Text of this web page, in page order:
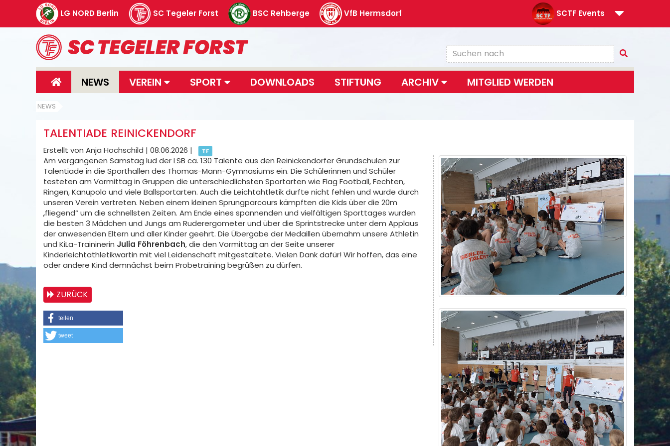
LG NORD Berlin SC Tegeler Forst BSC Rehberge VfB Hermsdorf SCTF Events
NEWS VEREIN SPORT DOWNLOADS STIFTUNG ARCHIV MITGLIED WERDEN
NEWS
TALENTIADE REINICKENDORF
Erstellt von Anja Hochschild | 08.06.2026 | TF
Am vergangenen Samstag lud der LSB ca. 130 Talente aus den Reinickendorfer Grundschulen zur
Talentiade in die Sporthallen des Thomas-Mann-Gymnasiums ein. Die Schülerinnen und Schüler
testeten am Vormittag in Gruppen die unterschiedlichsten Sportarten wie Flag Football, Fechten,
Ringen, Kanupolo und viele Ballsportarten. Auch die Leichtahtletik durfte nicht fehlen und wurde durch
unseren Verein vertreten. Neben einem kleinen Sprungparcours kämpften die Kids über die 20m
„fliegend“ um die schnellsten Zeiten. Am Ende eines spannenden und vielfältigen Sporttages wurden
die besten 3 Mädchen und Jungs am Ruderergometer und über die Sprintstrecke unter dem Applaus
der anwesenden Eltern und aller Kinder geehrt. Die Übergabe der Medaillen übernahm unsere Athletin
und KiLa-Traininerin Julia Föhrenbach, die den Vormittag an der Seite unserer
Kinderleichtathletikwartin mit viel Leidenschaft mitgestaltete. Vielen Dank dafür! Wir hoffen, das eine
oder andere Kind demnächst beim Probetraining begrüßen zu dürfen.
ZURÜCK
teilen
tweet